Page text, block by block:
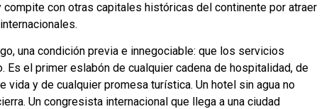
con otras capitales históricas del continente por atraer
una condición previa e innegociable: que los servicios
Es el primer eslabón de cualquier cadena de hospitalidad, de
vida y de cualquier promesa turística. Un hotel sin agua no
Un congresista internacional que llega a una ciudad